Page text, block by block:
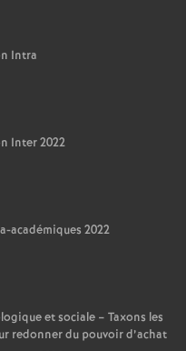
Intra
Inter 2022
académiques 2022
et sociale – Taxons les
redonner du pouvoir d’achat